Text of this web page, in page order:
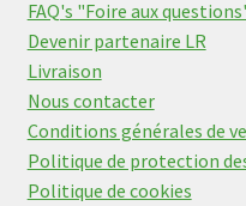
FAQ's "Foire aux
Devenir partenaire LR
Livraison
Nous contacter
Conditions générales de
Politique de protection
Politique de cookies